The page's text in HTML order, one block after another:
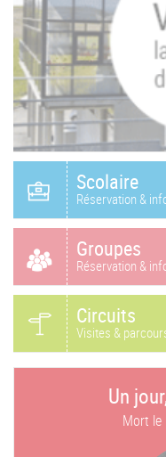
Scolaire
Réservation &
Groupes
Réservation &
Circuits
Visites &
Un
Mort le